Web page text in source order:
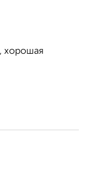
хорошая